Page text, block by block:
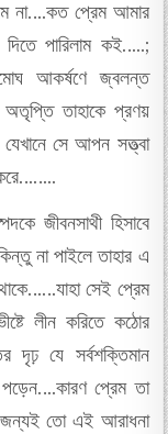
না….কত প্রেম আমার
পারিলাম কই…..;
আকর্ষণে জ্বলন্ত
তাহাকে প্রণয়
সে আপন সত্ত্বা
করে……..
জীবনসাথী হিসাবে
না পাইলে তাহার এ
সেই প্রেম
লীন করিতে কঠোর
দৃঢ় যে সর্বশক্তিমান
প্রেম তা
তো এই আরাধনা